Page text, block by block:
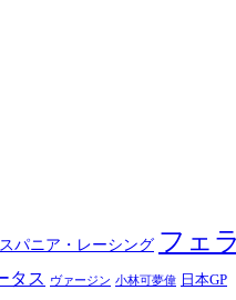
パニア・レーシング フェ
タス ヴァージン 小林可夢偉 日本GP